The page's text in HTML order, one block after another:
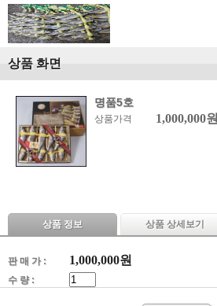
상품 화면
명품5호
상품가격 1,000,000원
상품 정보 상품 상세보기
판 매 가 : 1,000,000원
수 량 :